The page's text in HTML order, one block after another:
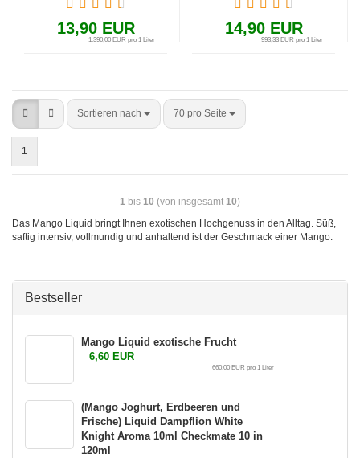
Aroma 10ml
Checkmate 10 in
120ml
13,90 EUR
1.390,00 EUR pro 1 Liter
14,90 EUR
993,33 EUR pro 1 Liter
Sortieren nach 70 pro Seite
1
1 bis 10 (von insgesamt 10)
Das Mango Liquid bringt Ihnen exotischen Hochgenuss in den Alltag. Süß,
saftig intensiv, vollmundig und anhaltend ist der Geschmack einer Mango.
Bestseller
Mango Liquid exotische Frucht
6,60 EUR
660,00 EUR pro 1 Liter
(Mango Joghurt, Erdbeeren und
Frische) Liquid Dampflion White
Knight Aroma 10ml Checkmate 10 in
120ml